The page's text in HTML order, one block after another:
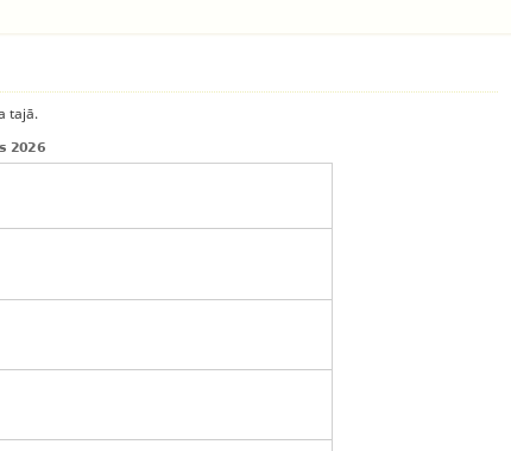
tajā.